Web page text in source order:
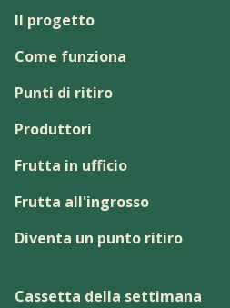
Il progetto
Come funziona
Punti di ritiro
Produttori
Frutta in ufficio
Frutta all'ingrosso
Diventa un punto ritiro
Cassetta della settimana